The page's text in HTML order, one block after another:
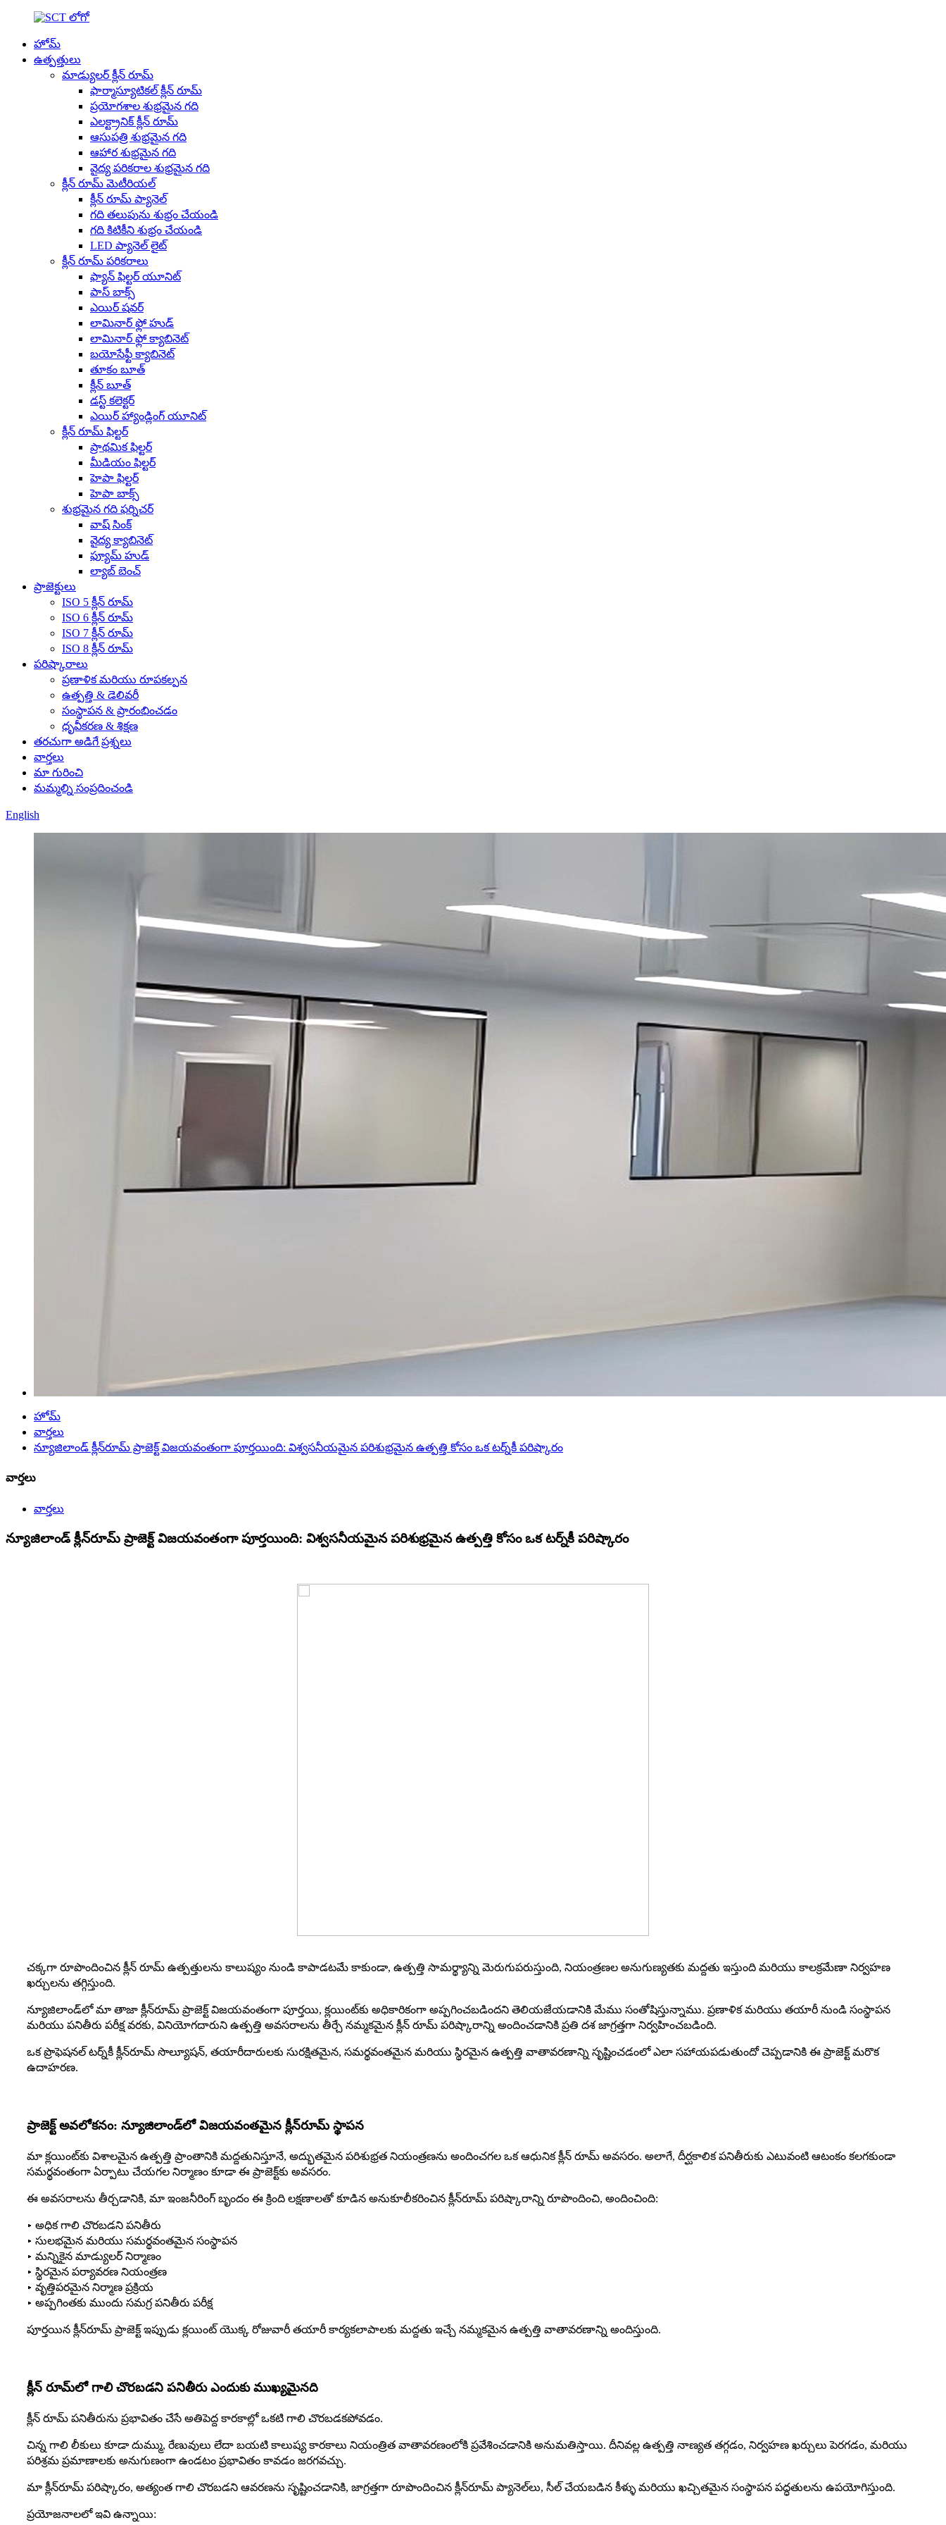
హోమ్
ఉత్పత్తులు
మాడ్యులర్ క్లీన్ రూమ్
ఫార్మాస్యూటికల్ క్లీన్ రూమ్
ప్రయోగశాల శుభ్రమైన గది
ఎలక్ట్రానిక్ క్లీన్ రూమ్
ఆసుపత్రి శుభ్రమైన గది
ఆహార శుభ్రమైన గది
వైద్య పరికరాల శుభ్రమైన గది
క్లీన్ రూమ్ మెటీరియల్
క్లీన్ రూమ్ ప్యానెల్
గది తలుపును శుభ్రం చేయండి
గది కిటికీని శుభ్రం చేయండి
LED ప్యానెల్ లైట్
క్లీన్ రూమ్ పరికరాలు
ఫ్యాన్ ఫిల్టర్ యూనిట్
పాస్ బాక్స్
ఎయిర్ షవర్
లామినార్ ఫ్లో హుడ్
లామినార్ ఫ్లో క్యాబినెట్
బయోసేఫ్టీ క్యాబినెట్
తూకం బూత్
క్లీన్ బూత్
డస్ట్ కలెక్టర్
ఎయిర్ హ్యాండ్లింగ్ యూనిట్
క్లీన్ రూమ్ ఫిల్టర్
ప్రాథమిక ఫిల్టర్
మీడియం ఫిల్టర్
హెపా ఫిల్టర్
హెపా బాక్స్
శుభ్రమైన గది ఫర్నిచర్
వాష్ సింక్
వైద్య క్యాబినెట్
ఫ్యూమ్ హుడ్
ల్యాబ్ బెంచ్
ప్రాజెక్టులు
ISO 5 క్లీన్ రూమ్
ISO 6 క్లీన్ రూమ్
ISO 7 క్లీన్ రూమ్
ISO 8 క్లీన్ రూమ్
పరిష్కారాలు
ప్రణాళిక మరియు రూపకల్పన
ఉత్పత్తి & డెలివరీ
సంస్థాపన & ప్రారంభించడం
ధృవీకరణ & శిక్షణ
తరచుగా అడిగే ప్రశ్నలు
వార్తలు
మా గురించి
మమ్మల్ని సంప్రదించండి
English
హోమ్
వార్తలు
న్యూజిలాండ్ క్లీన్‌రూమ్ ప్రాజెక్ట్ విజయవంతంగా పూర్తయింది: విశ్వసనీయమైన పరిశుభ్రమైన ఉత్పత్తి కోసం ఒక టర్న్‌కీ పరిష్కారం
వార్తలు
వార్తలు
న్యూజిలాండ్ క్లీన్‌రూమ్ ప్రాజెక్ట్ విజయవంతంగా పూర్తయింది: విశ్వసనీయమైన పరిశుభ్రమైన ఉత్పత్తి కోసం ఒక టర్న్‌కీ పరిష్కారం
చక్కగా రూపొందించిన క్లీన్ రూమ్ ఉత్పత్తులను కాలుష్యం నుండి కాపాడటమే కాకుండా, ఉత్పత్తి సామర్థ్యాన్ని మెరుగుపరుస్తుంది, నియంత్రణల అనుగుణ్యతకు మద్దతు ఇస్తుంది మరియు కాలక్రమేణా నిర్వహణ
ఖర్చులను తగ్గిస్తుంది.
న్యూజిలాండ్‌లో మా తాజా క్లీన్‌రూమ్ ప్రాజెక్ట్ విజయవంతంగా పూర్తయి, క్లయింట్‌కు అధికారికంగా అప్పగించబడిందని తెలియజేయడానికి మేము సంతోషిస్తున్నాము. ప్రణాళిక మరియు తయారీ నుండి సంస్థాపన
మరియు పనితీరు పరీక్ష వరకు, వినియోగదారుని ఉత్పత్తి అవసరాలను తీర్చే నమ్మకమైన క్లీన్ రూమ్ పరిష్కారాన్ని అందించడానికి ప్రతి దశ జాగ్రత్తగా నిర్వహించబడింది.
ఒక ప్రొఫెషనల్ టర్న్‌కీ క్లీన్‌రూమ్ సొల్యూషన్, తయారీదారులకు సురక్షితమైన, సమర్థవంతమైన మరియు స్థిరమైన ఉత్పత్తి వాతావరణాన్ని సృష్టించడంలో ఎలా సహాయపడుతుందో చెప్పడానికి ఈ ప్రాజెక్ట్ మరొక
ఉదాహరణ.
ప్రాజెక్ట్ అవలోకనం: న్యూజిలాండ్‌లో విజయవంతమైన క్లీన్‌రూమ్ స్థాపన
మా క్లయింట్‌కు విశాలమైన ఉత్పత్తి ప్రాంతానికి మద్దతునిస్తూనే, అద్భుతమైన పరిశుభ్రత నియంత్రణను అందించగల ఒక ఆధునిక క్లీన్ రూమ్ అవసరం. అలాగే, దీర్ఘకాలిక పనితీరుకు ఎటువంటి ఆటంకం కలగకుండా
సమర్థవంతంగా ఏర్పాటు చేయగల నిర్మాణం కూడా ఈ ప్రాజెక్ట్‌కు అవసరం.
ఈ అవసరాలను తీర్చడానికి, మా ఇంజనీరింగ్ బృందం ఈ క్రింది లక్షణాలతో కూడిన అనుకూలీకరించిన క్లీన్‌రూమ్ పరిష్కారాన్ని రూపొందించి, అందించింది:
▸ అధిక గాలి చొరబడని పనితీరు
▸ సులభమైన మరియు సమర్థవంతమైన సంస్థాపన
▸ మన్నికైన మాడ్యులర్ నిర్మాణం
▸ స్థిరమైన పర్యావరణ నియంత్రణ
▸ వృత్తిపరమైన నిర్మాణ ప్రక్రియ
▸ అప్పగింతకు ముందు సమగ్ర పనితీరు పరీక్ష
పూర్తయిన క్లీన్‌రూమ్ ప్రాజెక్ట్ ఇప్పుడు క్లయింట్ యొక్క రోజువారీ తయారీ కార్యకలాపాలకు మద్దతు ఇచ్చే నమ్మకమైన ఉత్పత్తి వాతావరణాన్ని అందిస్తుంది.
క్లీన్ రూమ్‌లో గాలి చొరబడని పనితీరు ఎందుకు ముఖ్యమైనది
క్లీన్ రూమ్ పనితీరును ప్రభావితం చేసే అతిపెద్ద కారకాల్లో ఒకటి గాలి చొరబడకపోవడం.
చిన్న గాలి లీకులు కూడా దుమ్ము, రేణువులు లేదా బయటి కాలుష్య కారకాలు నియంత్రిత వాతావరణంలోకి ప్రవేశించడానికి అనుమతిస్తాయి. దీనివల్ల ఉత్పత్తి నాణ్యత తగ్గడం, నిర్వహణ ఖర్చులు పెరగడం, మరియు
పరిశ్రమ ప్రమాణాలకు అనుగుణంగా ఉండటం ప్రభావితం కావడం జరగవచ్చు.
మా క్లీన్‌రూమ్ పరిష్కారం, అత్యంత గాలి చొరబడని ఆవరణను సృష్టించడానికి, జాగ్రత్తగా రూపొందించిన క్లీన్‌రూమ్ ప్యానెల్‌లు, సీల్ చేయబడిన కీళ్ళు మరియు ఖచ్చితమైన సంస్థాపన పద్ధతులను ఉపయోగిస్తుంది.
ప్రయోజనాలలో ఇవి ఉన్నాయి: